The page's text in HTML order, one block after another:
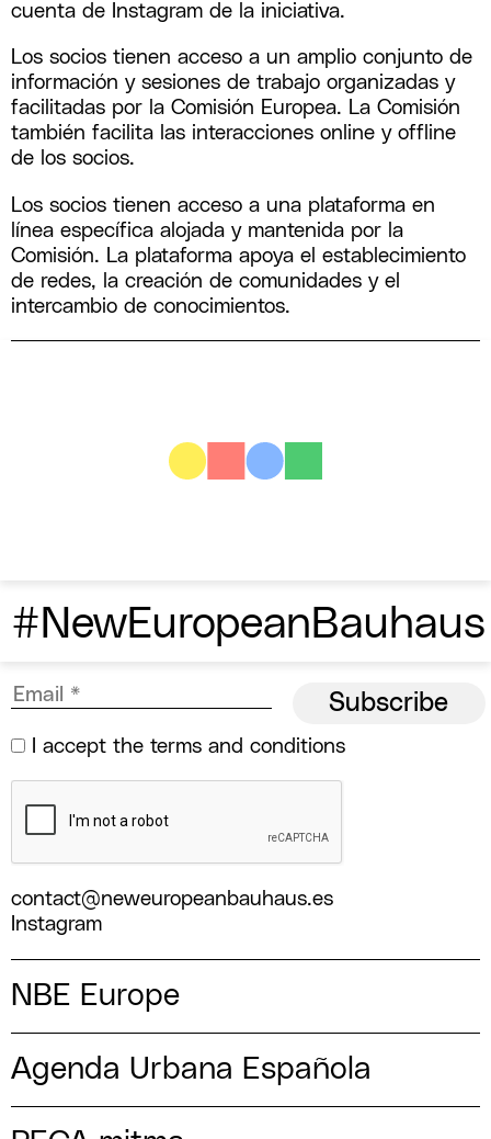
cuenta de Instagram de la iniciativa.
Los socios tienen acceso a un amplio conjunto de
información y sesiones de trabajo organizadas y
facilitadas por la Comisión Europea. La Comisión
también facilita las interacciones online y offline
de los socios.
Los socios tienen acceso a una plataforma en
línea específica alojada y mantenida por la
Comisión. La plataforma apoya el establecimiento
de redes, la creación de comunidades y el
intercambio de conocimientos.
#NewEuropeanBauhaus
I accept the terms and conditions
contact@neweuropeanbauhaus.es
Instagram
NBE Europe
Agenda Urbana Española